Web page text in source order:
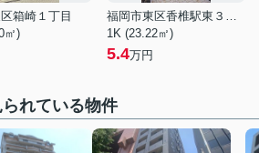
箱崎１丁目
㎡)
福岡市東区香椎駅東３丁目
1K (23.22㎡)
5.4万円
られている物件